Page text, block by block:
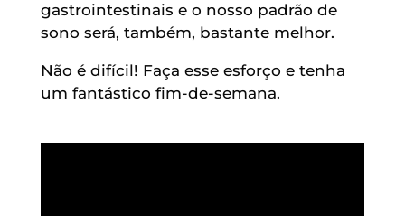
gastrointestinais e o nosso padrão de
sono será, também, bastante melhor.
Não é difícil! Faça esse esforço e tenha
um fantástico fim-de-semana.